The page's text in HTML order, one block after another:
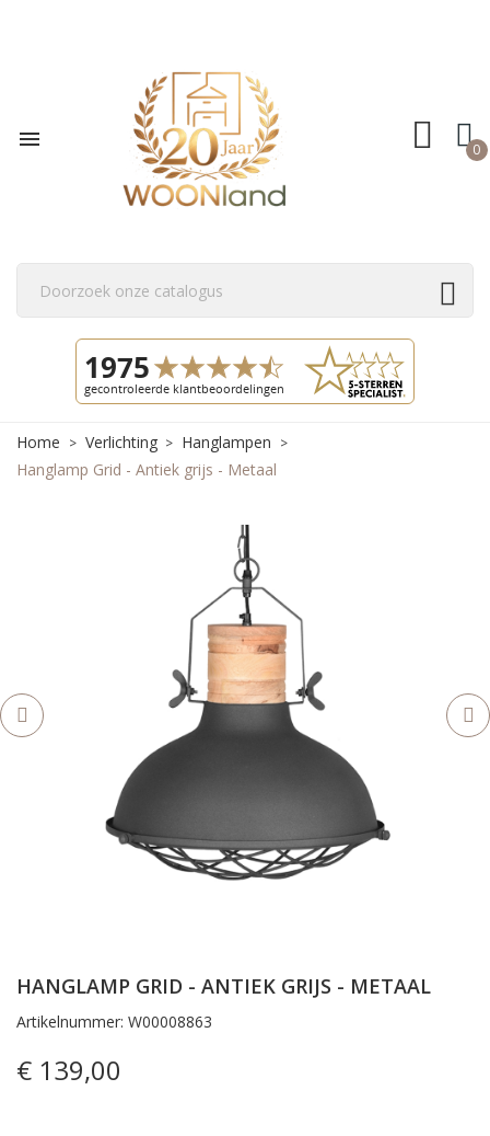
 0
Home Verlichting
Hanglampen
Hanglamp Grid - Antiek grijs - Metaal
HANGLAMP GRID - ANTIEK GRIJS - METAAL
Artikelnummer: W00008863
€ 139,00